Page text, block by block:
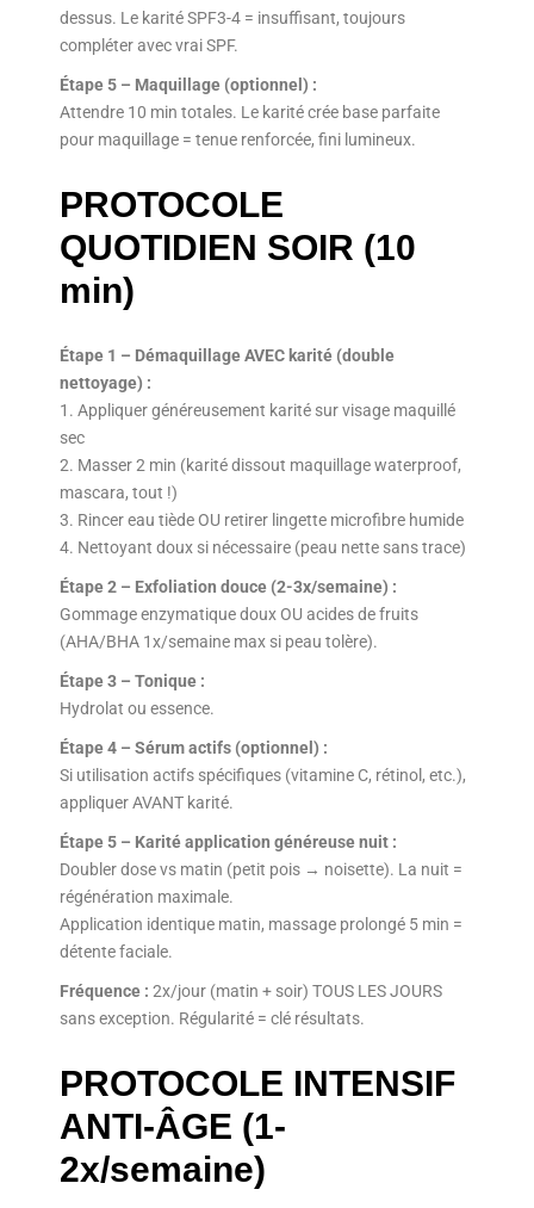
dessus. Le karité SPF3-4 = insuffisant, toujours
compléter avec vrai SPF.
Étape 5 – Maquillage (optionnel) :
Attendre 10 min totales. Le karité crée base parfaite
pour maquillage = tenue renforcée, fini lumineux.
PROTOCOLE
QUOTIDIEN SOIR (10
min)
Étape 1 – Démaquillage AVEC karité (double
nettoyage) :
1. Appliquer généreusement karité sur visage maquillé
sec
2. Masser 2 min (karité dissout maquillage waterproof,
mascara, tout !)
3. Rincer eau tiède OU retirer lingette microfibre humide
4. Nettoyant doux si nécessaire (peau nette sans trace)
Étape 2 – Exfoliation douce (2-3x/semaine) :
Gommage enzymatique doux OU acides de fruits
(AHA/BHA 1x/semaine max si peau tolère).
Étape 3 – Tonique :
Hydrolat ou essence.
Étape 4 – Sérum actifs (optionnel) :
Si utilisation actifs spécifiques (vitamine C, rétinol, etc.),
appliquer AVANT karité.
Étape 5 – Karité application généreuse nuit :
Doubler dose vs matin (petit pois → noisette). La nuit =
régénération maximale.
Application identique matin, massage prolongé 5 min =
détente faciale.
Fréquence : 2x/jour (matin + soir) TOUS LES JOURS
sans exception. Régularité = clé résultats.
PROTOCOLE INTENSIF
ANTI-ÂGE (1-
2x/semaine)